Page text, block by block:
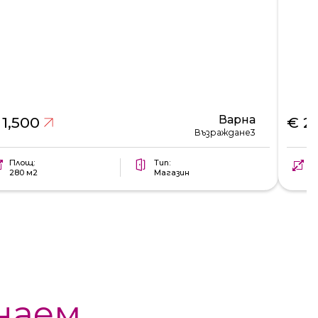
Варна
Възраждане3
Площ:
280 м2
Тип:
Магазин
€